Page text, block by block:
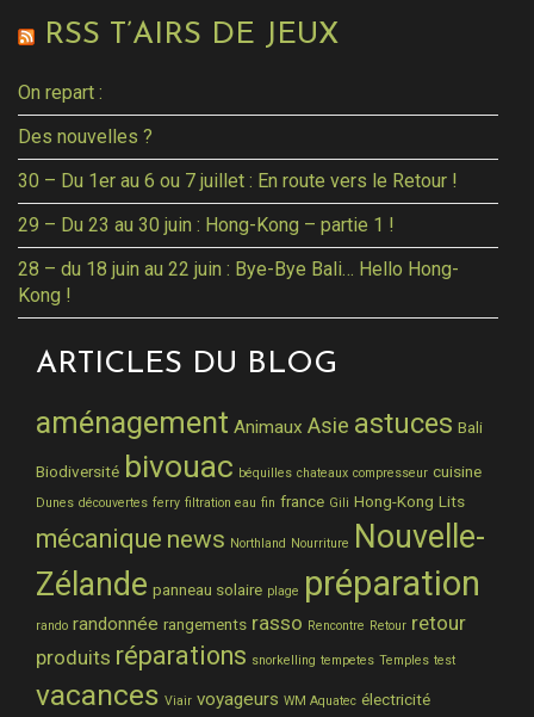
RSS T’AIRS DE JEUX
On repart :
Des nouvelles ?
30 – Du 1er au 6 ou 7 juillet : En route vers le Retour !
29 – Du 23 au 30 juin : Hong-Kong – partie 1 !
28 – du 18 juin au 22 juin : Bye-Bye Bali… Hello Hong-
Kong !
ARTICLES DU BLOG
aménagement Animaux Asie astuces Bali
Biodiversité bivouac béquilles chateaux compresseur cuisine
Dunes découvertes ferry filtration eau fin france Gili Hong-Kong Lits
mécanique news Northland Nourriture Nouvelle-
Zélande panneau solaire plage préparation
rando randonnée rangements rasso Rencontre Retour retour
produits réparations snorkelling tempetes Temples test
vacances Viair voyageurs WM Aquatec électricité